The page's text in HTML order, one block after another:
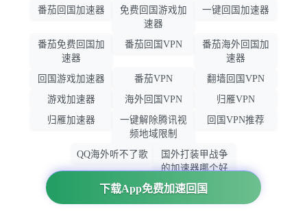
下载App免费加速回国
番茄回国加速器
免费回国游戏加
速器
一键回国加速器
番茄免费回国加
速器
番茄回国VPN
番茄海外回国加
速器
回国游戏加速器
番茄VPN
翻墙回国VPN
游戏加速器
海外回国VPN
归雁VPN
归雁加速器
一键解除腾讯视
频地域限制
回国VPN推荐
QQ海外听不了歌
国外打装甲战争
的加速器哪个好
用